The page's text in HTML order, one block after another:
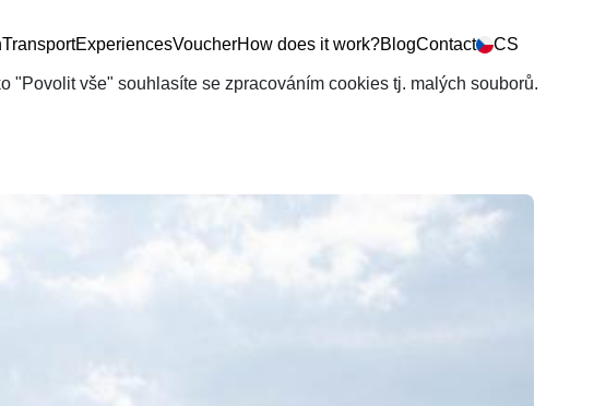
TransportExperiencesVoucherHow does it work?BlogContact CS
"Povolit vše" souhlasíte se zpracováním cookies tj. malých souborů.